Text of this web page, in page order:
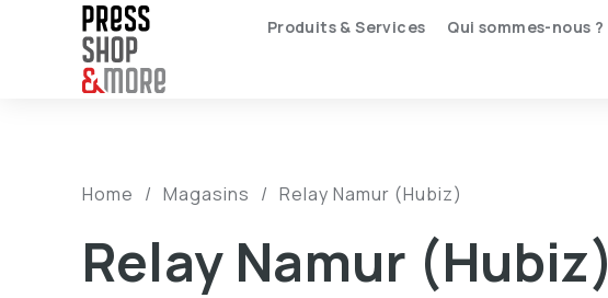
Produits & Services Qui sommes-nous ?
Home / Magasins / Relay Namur (Hubiz)
Relay Namur (Hubiz)